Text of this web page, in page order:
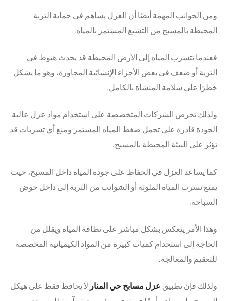
ومن الجوانب المهمة أيضًا أن العزل يساهم في حماية التربة
المحيطة بالمسبح من التشبع المستمر بالمياه.
فعندما تتسرب المياه إلى الأرض المحيطة قد يحدث هبوط في
التربة أو ضعف في بعض الأجزاء الإنشائية المجاورة، وهو ما يشكل
خطرًا على سلامة المنشأة بالكامل.
ولذلك تحرص الشركات المتخصصة على استخدام مواد عزل عالية
الجودة قادرة على تحمل ضغط المياه المستمر ومنع أي تسربات قد
تؤثر على البيئة المحيطة بالمسبح.
كما يساعد العزل في الحفاظ على جودة المياه داخل المسبح، حيث
يمنع تسرب المياه الملوثة أو الشوائب من التربة إلى داخل حوض
السباحة.
وهذا الأمر ينعكس بشكل مباشر على نظافة المياه ويقلل من
الحاجة إلى استخدام كميات كبيرة من المواد الكيميائية المخصصة
للتعقيم والمعالجة.
ولذلك فإن تطبيق عزل مسابح حي المنار لا يحافظ فقط على هيكل